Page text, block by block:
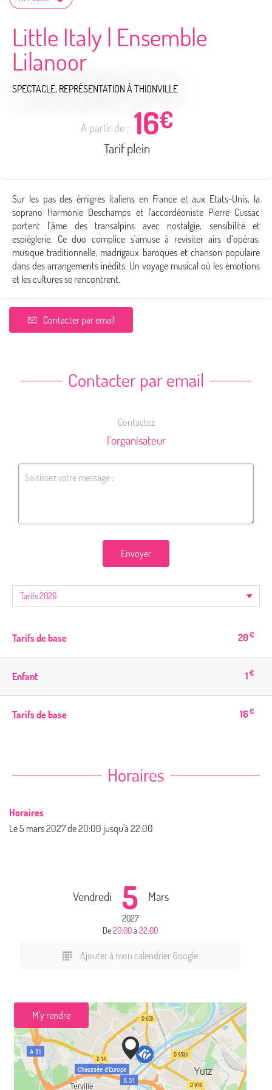
Little Italy | Ensemble
Lilanoor
SPECTACLE, REPRÉSENTATION À THIONVILLE
À partir de : 16€
Tarif plein
Sur les pas des émigrés italiens en France et aux Etats-Unis, la
soprano Harmonie Deschamps et l'accordéoniste Pierre Cussac
portent l’âme des transalpins avec nostalgie, sensibilité et
espièglerie. Ce duo complice s'amuse à revisiter airs d’opéras,
musique traditionnelle, madrigaux baroques et chanson populaire
dans des arrangements inédits. Un voyage musical où les émotions
et les cultures se rencontrent.
Contacter par email
Contacter par email
Contactez
l'organisateur
Envoyer
Tarifs de base 20€
Enfant 1 €
Tarifs de base 16€
Horaires
Horaires
Le5 mars 2027de 20:00 jusqu'à 22:00
Vendredi 5 Mars
2027
De20:00à22:00
Ajouter à mon calendrier Google
M'y rendre